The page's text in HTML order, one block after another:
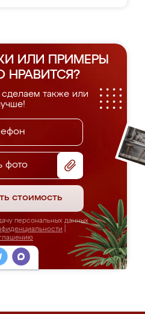
ИЛИ ПРИМЕРЫ
НРАВИТСЯ?
также или
фото
стоимость
персональных данных